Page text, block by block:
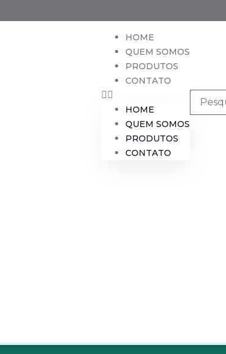
HOME
QUEM SOMOS
PRODUTOS
CONTATO
HOME
QUEM SOMOS
PRODUTOS
CONTATO